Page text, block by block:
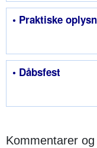
• Praktiske
• Dåbsfest
Kommentarer